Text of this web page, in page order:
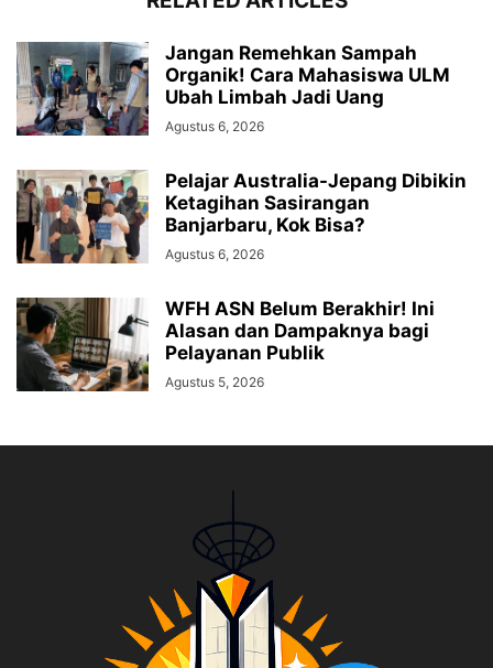
Jangan Remehkan Sampah
Organik! Cara Mahasiswa ULM
Ubah Limbah Jadi Uang
Agustus 6, 2026
Pelajar Australia-Jepang Dibikin
Ketagihan Sasirangan
Banjarbaru, Kok Bisa?
Agustus 6, 2026
WFH ASN Belum Berakhir! Ini
Alasan dan Dampaknya bagi
Pelayanan Publik
Agustus 5, 2026